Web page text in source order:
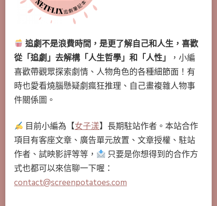
追劇不是浪費時間，是更了解自己和人生，喜歡
從「追劇」去解構「人生哲學」和「人性」
，小編
喜歡帶觀眾探索劇情、人物角色的各種細節面！有
時也愛看燒腦懸疑劇瘋狂推理、自己畫複雜人物事
件關係圖。
目前小編為【女子漾】長期駐站作者。本站合作
項目有客座文章、廣告單元放置、文章授權、駐站
作者、試映影評等等，
只要是你想得到的合作方
式也都可以來信聊一下喔：
contact@screenpotatoes.com